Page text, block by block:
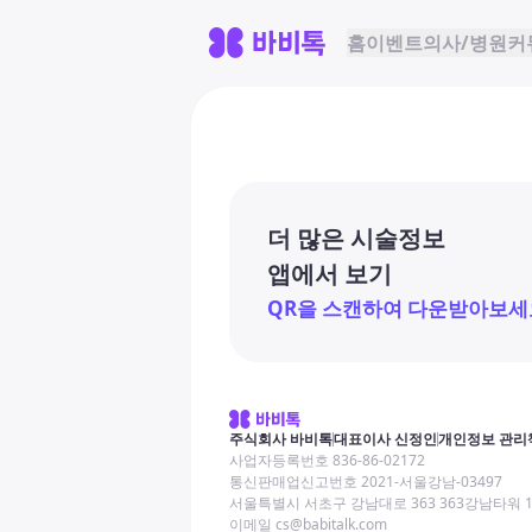
홈이벤트의사/병원커
더 많은 시술정보
앱에서 보기
QR을 스캔하여 다운받아보세
주식회사 바비톡대표이사 신정인개인정보 관리
사업자등록번호 836-86-02172
통신판매업신고번호 2021-서울강남-03497
서울특별시 서초구 강남대로 363 363강남타워
이메일 cs@babitalk.com